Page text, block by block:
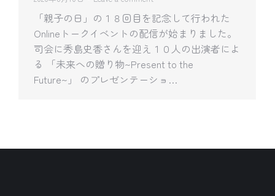
「親子の日」の１８回目を記念して行われた
Onlineトークイベントの配信が始まりました。
司会に秀島史香さんを迎え１０人の出演者によ
る 「未来への贈り物~Present to the
Future~」 のプレゼンテーショ…